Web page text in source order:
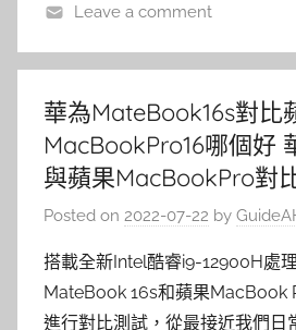
Leave a comment
華為MateBook16s對比
MacBookPro16哪個好
與蘋果MacBookPro對
Posted on 2022-07-22 by
搭載全新Intel酷睿i9-12900H處
MateBook 16s和蘋果MacBook
進行對比測試，從最接近我們日